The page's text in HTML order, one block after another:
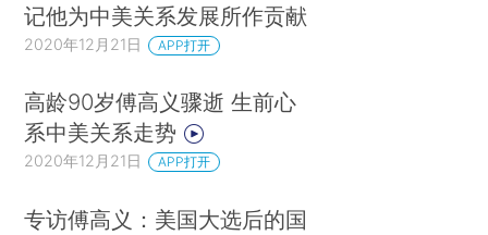
记他为中美关系发展所作贡献
2020年12月21日 APP打开
高龄90岁傅高义骤逝 生前心
系中美关系走势
2020年12月21日 APP打开
专访傅高义：美国大选后的国